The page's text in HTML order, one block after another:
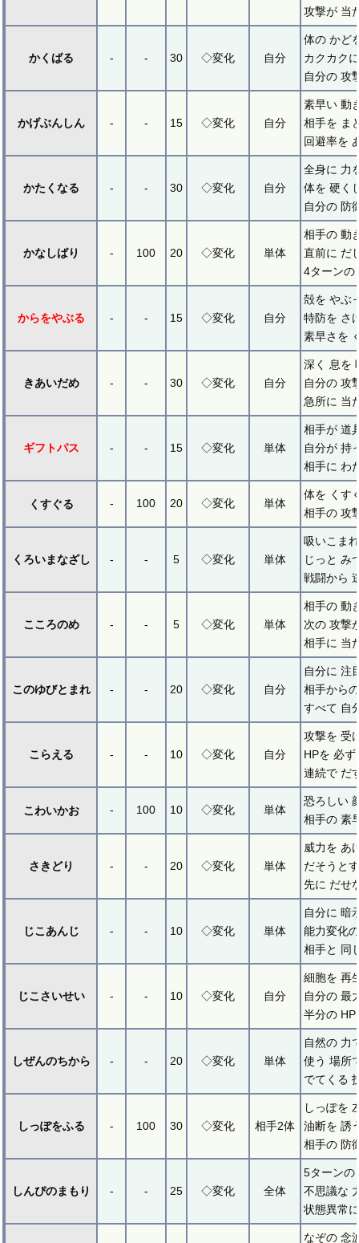
攻撃が 当
かくばる - - 30 ◇変化 自分
体の かど
カクカク
自分の 攻
かげぶんしん - - 15 ◇変化 自分
素早い 動
相手を ま
回避率を
かたくなる - - 30 ◇変化 自分
全身に 力
体を 硬く
自分の 防
かなしばり - 100 20 ◇変化 単体
相手の 動
直前に だ
4ターンの
からをやぶる - - 15 ◇変化 自分
殻を やぶ
特防を さ
素早さを
きあいだめ - - 30 ◇変化 自分
深く 息を
自分の 攻
急所に 当
ギフトパス - - 15 ◇変化 単体
相手が 道
自分が 持
相手に わ
くすぐる - 100 20 ◇変化 単体
体を くす
相手の 攻
くろいまなざし - - 5 ◇変化 単体
吸いこま
じっと み
戦闘から
こころのめ - - 5 ◇変化 単体
相手の 動
次の 攻撃
相手に 当
このゆびとまれ - - 20 ◇変化 自分
自分に 注
相手から
すべて 自
こらえる - - 10 ◇変化 自分
攻撃を 受
HPを 必
連続で だ
こわいかお - 100 10 ◇変化 単体
恐ろしい
相手の 素
さきどり - - 20 ◇変化 単体
威力を あ
だそうと
先に だせ
じこあんじ - - 10 ◇変化 単体
自分に 暗
能力変化
相手と 同
じこさいせい - - 10 ◇変化 自分
細胞を 再
自分の 最
半分の HP
しぜんのちから - - 20 ◇変化 単体
自然の 力
使う 場所
でてくる
しっぽをふる - 100 30 ◇変化 相手2体
しっぽを
油断を 誘
相手の 防
しんぴのまもり - - 25 ◇変化 全体
5ターンの
不思議な
状態異常
なぞの 念